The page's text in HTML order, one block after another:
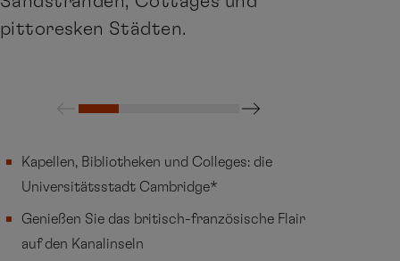
pittoresken Städten.
Kapellen, Bibliotheken und Colleges: die
Universitätsstadt Cambridge*
Genießen Sie das britisch-französische Flair
auf den Kanalinseln